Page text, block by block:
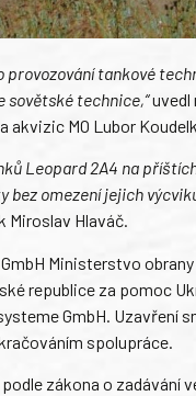
tankové
sovětské technice,“uvedl
akvizic MO Lubor
Leopard 2A4 na
omezení jejich
Miroslav Hlaváč.
Ministerstvo
republice za pomoc
GmbH.
spolupráce.
zákona o